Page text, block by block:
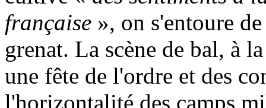
française », on s'entoure
grenat. La scène de bal, à
une fête de l'ordre et des
l'horizontalité des camps